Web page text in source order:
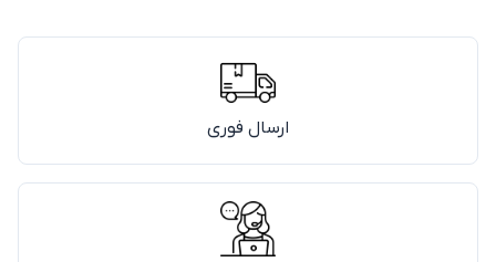
ارسال فوری